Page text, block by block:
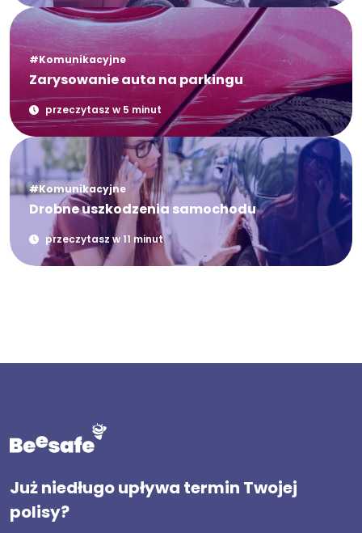
#Komunikacyjne
Zarysowanie auta na parkingu
przeczytasz w 5 minut
#Komunikacyjne
Drobne uszkodzenia samochodu
przeczytasz w 11 minut
Już niedługo upływa termin Twojej
polisy?